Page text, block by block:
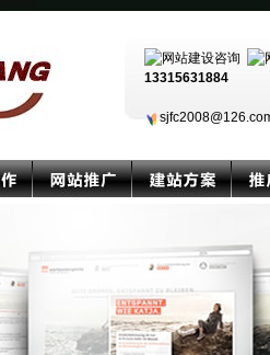
13315631884